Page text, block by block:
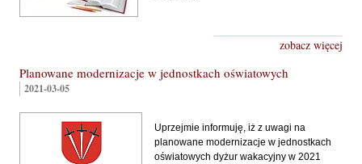
zobacz więcej
Planowane modernizacje w jednostkach oświatowych
2021-03-05
Uprzejmie informuję, iż z uwagi na
planowane modernizacje w jednostkach
oświatowych dyżur wakacyjny w 2021